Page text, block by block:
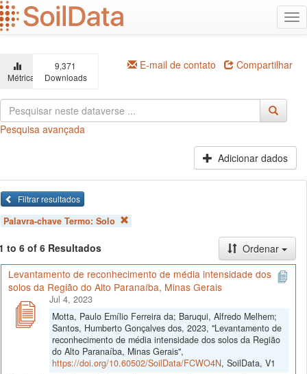
Ir
para
o
principal
Métricas
9,371
Downloads
E-mail de contato Compartilhar
Pesquisa avançada
Adicionar dados
Filtrar resultados
Palavra-chave Termo: Solo
to 6 of 6 Resultados
Ordenar
Levantamento de reconhecimento de média intensidade dos
solos da Região do Alto Paranaíba, Minas Gerais
Jul 4, 2023
Motta, Paulo Emílio Ferreira da; Baruqui, Alfredo Melhem;
Santos, Humberto Gonçalves dos, 2023, "Levantamento de
reconhecimento de média intensidade dos solos da Região
do Alto Paranaíba, Minas Gerais",
https://doi.org/10.60502/SoilData/FCWO4N, SoilData, V1